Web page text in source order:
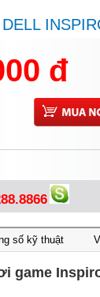
GTX1070/
đ
số kỹ thuật
game